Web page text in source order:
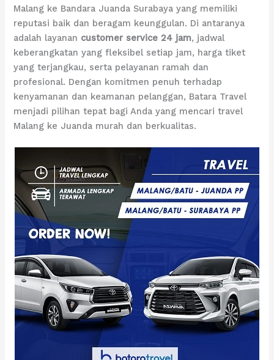
Malang ke Bandara Juanda Surabaya yang memiliki
reputasi baik dan beragam keunggulan. Di antaranya
adalah layanan customer service 24 jam, jadwal
keberangkatan yang fleksibel setiap jam, harga tiket
yang terjangkau, serta pelayanan ramah dan
profesional. Dengan komitmen penuh terhadap
kenyamanan dan keamanan pelanggan, Batara Travel
menjadi pilihan tepat bagi Anda yang mencari travel
Malang ke Juanda murah dan berkualitas.